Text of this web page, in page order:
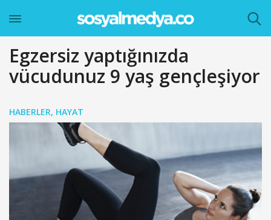
Egzersiz yaptığınızda
vücudunuz 9 yaş gençleşiyor
HABERLER, HAYAT